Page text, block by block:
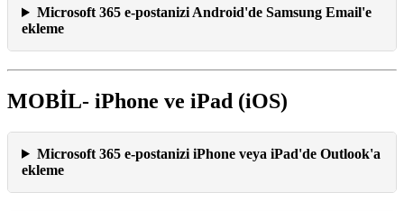
Microsoft 365 e-postanizi Android'de Samsung Email'e
ekleme
MOBİL- iPhone ve iPad (iOS)
Microsoft 365 e-postanizi iPhone veya iPad'de Outlook'a
ekleme